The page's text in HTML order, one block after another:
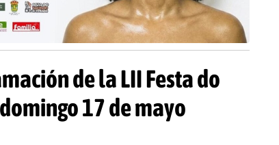
de la LII Festa do
17 de mayo